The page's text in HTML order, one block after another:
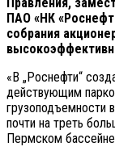
ПАО «НК
собрания
«В „Роснефти“
действующим
грузоподъемности
почти на треть
Пермском